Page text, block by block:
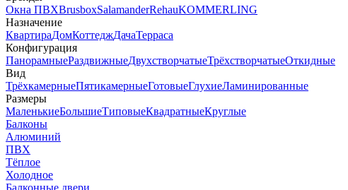
Окна ПВХBrusboxSalamanderRehauKOMMERLING
Назначение
КвартираДомКоттеджДачаТерраса
Конфигурация
ПанорамныеРаздвижныеДвухстворчатыеТрёхстворчатыеОткидные
Вид
ТрёхкамерныеПятикамерныеГотовыеГлухиеЛаминированные
Размеры
МаленькиеБольшиеТиповыеКвадратныеКруглые
Балконы
Алюминий
ПВХ
Тёплое
Холодное
Балконные двери